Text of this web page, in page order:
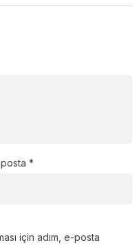
posta*
için adım, e-posta